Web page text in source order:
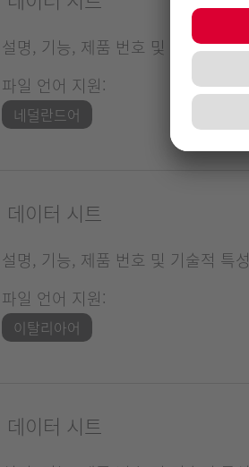
설명, 기능, 제품 번호 및 기술적 특
파일 언어 지원:
네덜란드어
데이터 시트
설명, 기능, 제품 번호 및 기술적 특
파일 언어 지원:
이탈리아어
데이터 시트